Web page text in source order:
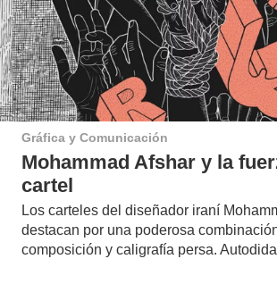
Gráfica y Comunicación
Mohammad Afshar y la
cartel
Los carteles del diseñador iraní
destacan por una poderosa
composición y caligrafía persa.